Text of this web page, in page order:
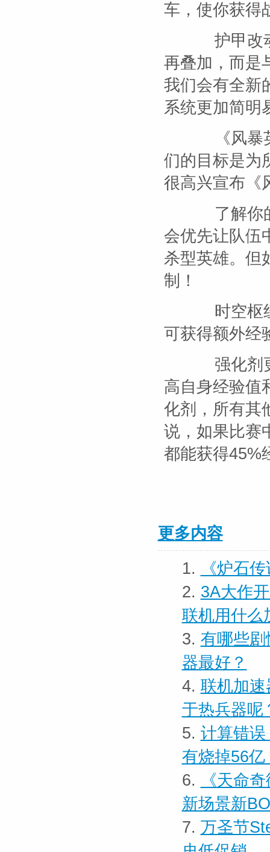
车，使你获得
护甲改动
再叠加，而是
我们会有全新
系统更加简明
《风暴英
们的目标是为
很高兴宣布《
了解你的
会优先让队伍
杀型英雄。但
制！
时空枢纽
可获得额外经
强化剂更
高自身经验值
化剂，所有其
说，如果比赛
都能获得45%
更多内容
1.
《炉石
2. 3A大作
联机用什么
3. 有哪些
器最好？
4. 联机加
于热兵器呢
5. 计算错
有烧掉56亿
6.
《天命
新场景新
7. 万圣节